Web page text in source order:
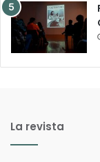
La revista